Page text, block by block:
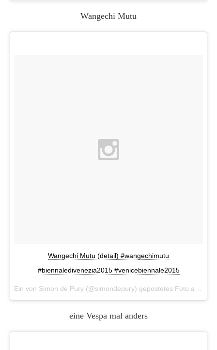
Wangechi Mutu
Wangechi Mutu (detail) #wangechimutu
#biennaledivenezia2015 #venicebiennale2015
eine Vespa mal anders